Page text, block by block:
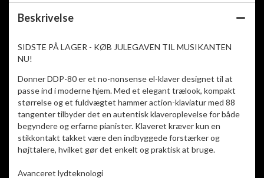
Beskrivelse
SIDSTE PÅ LAGER - KØB JULEGAVEN TIL MUSIKANTEN
NU!
Donner DDP-80 er et no-nonsense el-klaver designet til at
passe ind i moderne hjem. Med et elegant trælook, kompakt
størrelse og et fuldvægtet hammer action-klaviatur med 88
tangenter tilbyder det en autentisk klaveroplevelse for både
begyndere og erfarne pianister. Klaveret kræver kun en
stikkontakt takket være den indbyggede forstærker og
højttalere, hvilket gør det enkelt og praktisk at bruge.
Avanceret lydteknologi